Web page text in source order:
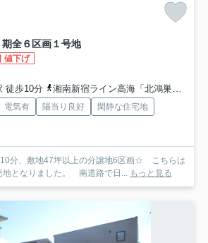
全６区画１号地
値下げ
徒歩10分
湘南新宿ライン高海「北鴻巣」駅 徒歩10分
電気有 陽当り良好
閑静な住宅地
分、敷地47坪以上の分譲地6区画☆ こちらは
地となりました。 南道路で日...
もっと見る